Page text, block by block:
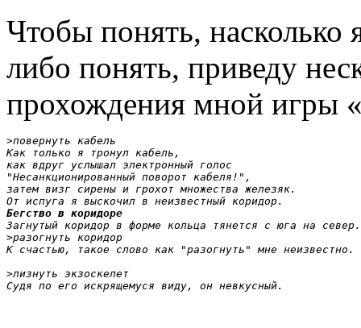
Чтобы понять, насколько
либо понять, приведу
прохождения мной игры
>повернуть кабель
Как только я тронул кабель,
как вдруг услышал электронный голос
"Несанкционированный поворот кабеля!",
затем визг сирены и грохот множества железяк.
От испуга я выскочил в неизвестный коридор.
Бегство в коридоре
Загнутый коридор в форме кольца тянется с юга на север.
>разогнуть коридор
К счастью, такое слово как "разогнуть" мне неизвестно.
>лизнуть экзоскелет
Судя по его искрящемуся виду, он невкусный.